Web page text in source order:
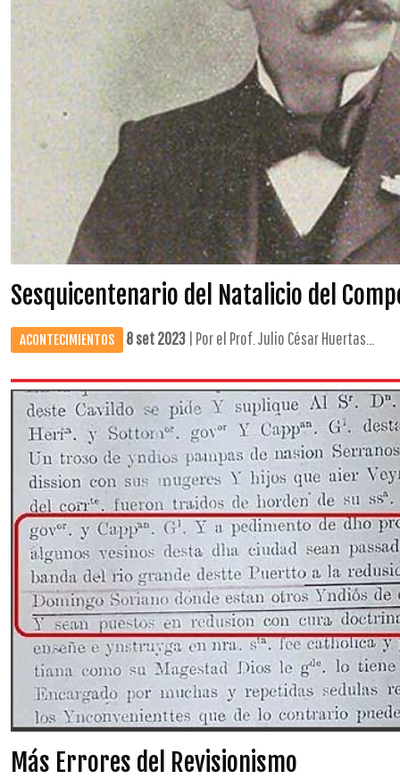
Sesquicentenario del Natalicio del
ACONTECIMIENTOS 8 set 2023 | Por el Prof. Julio César Huertas...
Más Errores del Revisionismo